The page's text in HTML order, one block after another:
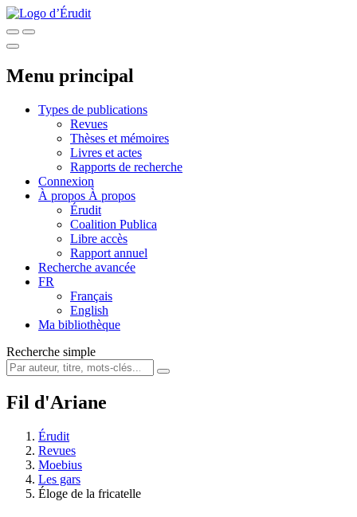
Menu principal
Types de publications
Revues
Thèses et mémoires
Livres et actes
Rapports de recherche
Connexion
À propos À propos
Érudit
Coalition Publica
Libre accès
Rapport annuel
Recherche avancée
FR
Français
English
Ma bibliothèque
Recherche simple
Fil d'Ariane
Érudit
Revues
Moebius
Les gars
Éloge de la fricatelle